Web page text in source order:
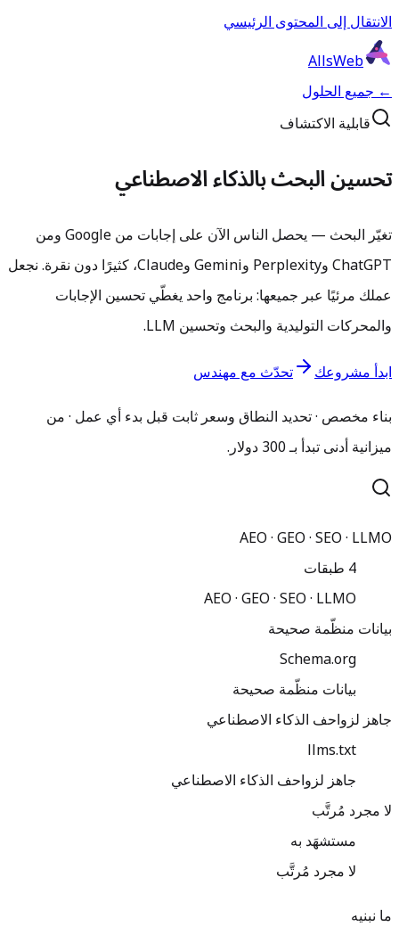
الانتقال إلى المحتوى الرئيسي
AllsWeb
← جميع الحلول
قابلية الاكتشاف
تحسين البحث بالذكاء الاصطناعي
تغيّر البحث — يحصل الناس الآن على إجابات من Google ومن
ChatGPT وPerplexity وGemini وClaude، كثيرًا دون نقرة. نجعل
عملك مرئيًا عبر جميعها: برنامج واحد يغطّي تحسين الإجابات
والمحركات التوليدية والبحث وتحسين LLM.
ابدأ مشروعك
تحدّث مع مهندس
بناء مخصص · تحديد النطاق وسعر ثابت قبل بدء أي عمل · من
ميزانية أدنى تبدأ بـ 300 دولار.
AEO · GEO · SEO · LLMO
4 طبقات
AEO · GEO · SEO · LLMO
بيانات منظّمة صحيحة
Schema.org
بيانات منظّمة صحيحة
جاهز لزواحف الذكاء الاصطناعي
llms.txt
جاهز لزواحف الذكاء الاصطناعي
لا مجرد مُرتَّب
مستشهَد به
لا مجرد مُرتَّب
ما نبنيه